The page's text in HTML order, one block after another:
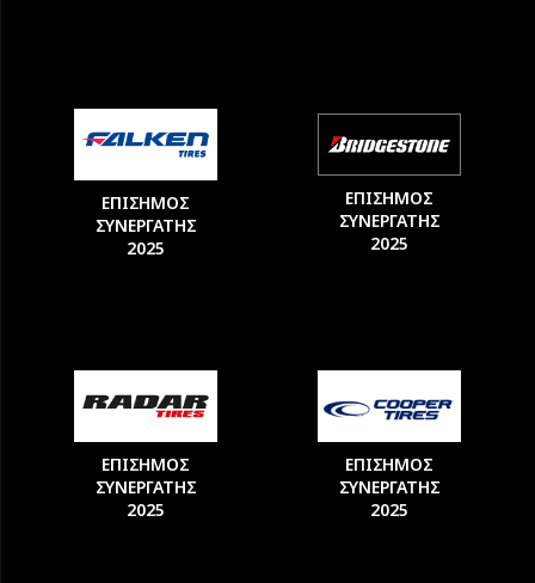
ΕΠΙΣΗΜΟΣ
ΣΥΝΕΡΓΑΤΗΣ
2025
ΕΠΙΣΗΜΟΣ
ΣΥΝΕΡΓΑΤΗΣ
2025
ΕΠΙΣΗΜΟΣ
ΣΥΝΕΡΓΑΤΗΣ
2025
ΕΠΙΣΗΜΟΣ
ΣΥΝΕΡΓΑΤΗΣ
2025